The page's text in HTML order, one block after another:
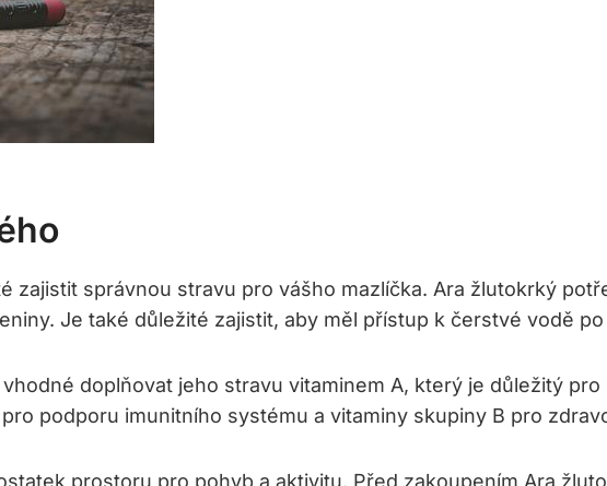
zajistit správnou stravu pro vášho mazlíčka. Ara žlutokrký
Je také důležité zajistit, aby měl přístup k čerstvé vodě
doplňovat jeho stravu vitaminem A, který je důležitý
podporu imunitního systému a vitaminy skupiny B pro
prostoru pro pohyb a aktivitu. Před zakoupením Ara